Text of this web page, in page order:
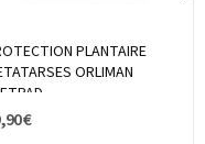
PLANTAIRE
ORLIMAN
€